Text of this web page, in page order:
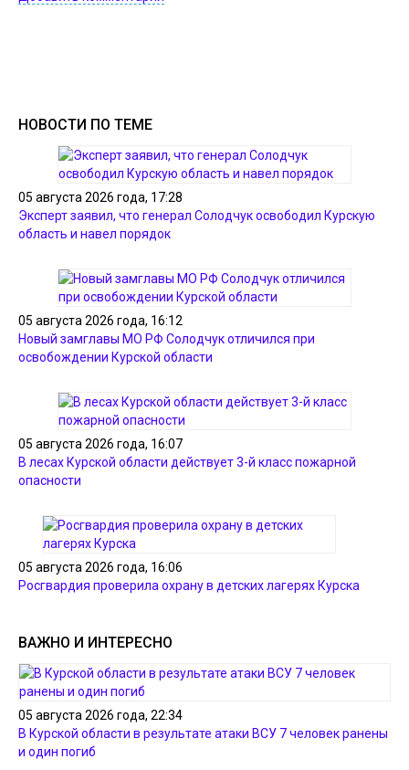
НОВОСТИ ПО ТЕМЕ
05 августа 2026 года, 17:28
Эксперт заявил, что генерал Солодчук освободил Курскую
область и навел порядок
05 августа 2026 года, 16:12
Новый замглавы МО РФ Солодчук отличился при
освобождении Курской области
05 августа 2026 года, 16:07
В лесах Курской области действует 3-й класс пожарной
опасности
05 августа 2026 года, 16:06
Росгвардия проверила охрану в детских лагерях Курска
ВАЖНО И ИНТЕРЕСНО
05 августа 2026 года, 22:34
В Курской области в результате атаки ВСУ 7 человек ранены
и один погиб